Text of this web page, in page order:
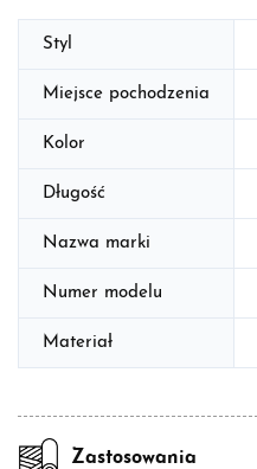
Styl
Miejsce pochodzenia
Kolor
Długość
Nazwa marki
Numer modelu
Materiał
Zastosowania